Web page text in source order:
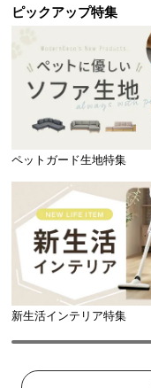
ピックアップ特集
ペットガード生地特集
新生活インテリア特集